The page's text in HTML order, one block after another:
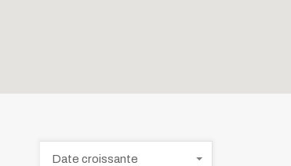
Date croissante